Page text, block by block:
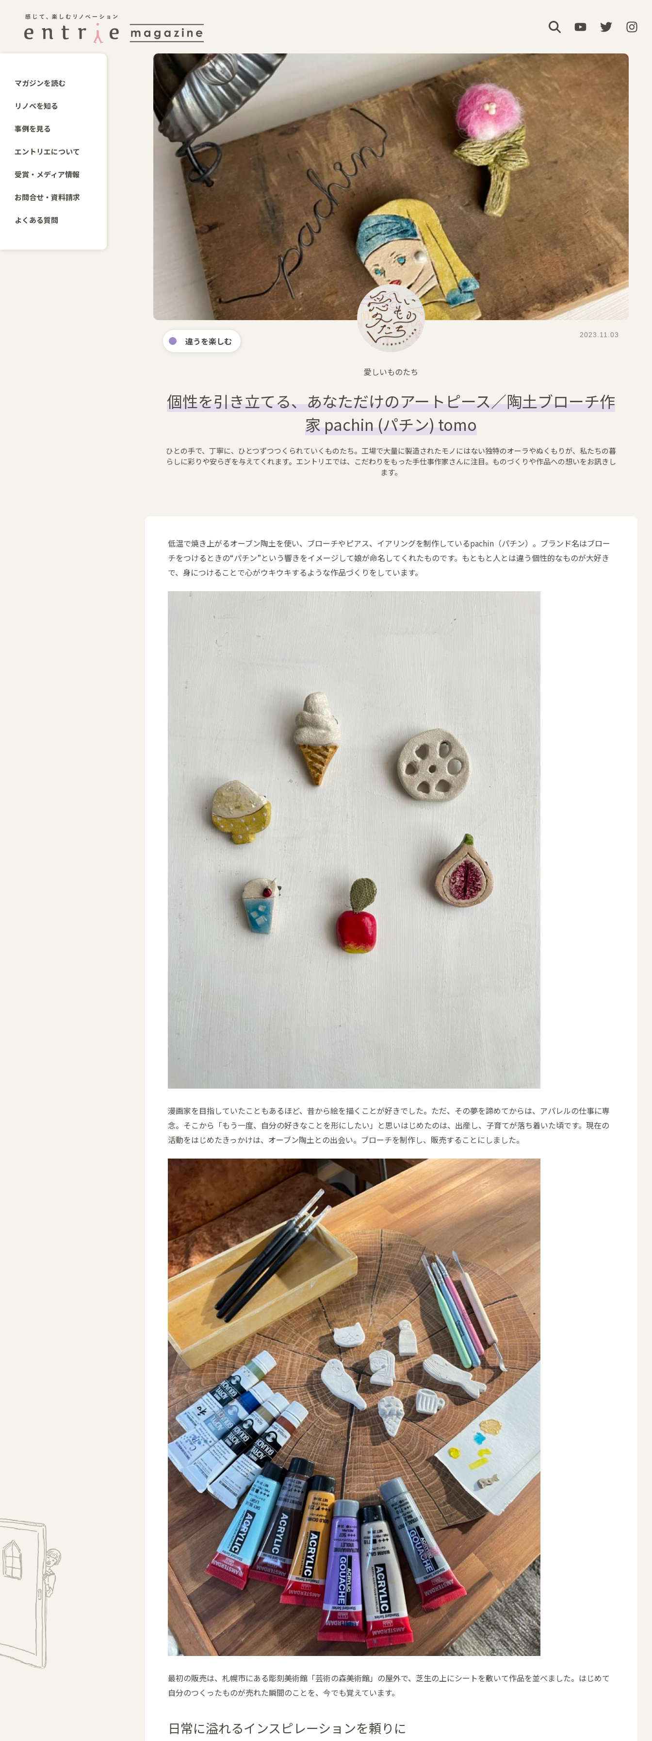
マガジンを読む
リノベを知る
事例を見る
エントリエについて
受賞・メディア情報
お問合せ・資料請求
よくある質問
違うを楽しむ
2023.11.03
愛しいものたち
個性を引き立てる、あなただけのアートピース／陶土ブローチ作
家 pachin (パチン) tomo
ひとの手で、丁寧に、ひとつずつつくられていくものたち。工場で大量に製造されたモノにはない独特のオーラやぬくもりが、私たちの暮
らしに彩りや安らぎを与えてくれます。エントリエでは、こだわりをもった手仕事作家さんに注目。ものづくりや作品への想いをお訊きし
ます。
低温で焼き上がるオーブン陶土を使い、ブローチやピアス、イアリングを制作しているpachin（パチン）。ブランド名はブロー
チをつけるときの“パチン”という響きをイメージして娘が命名してくれたものです。もともと人とは違う個性的なものが大好き
で、身につけることで心がウキウキするような作品づくりをしています。
漫画家を目指していたこともあるほど、昔から絵を描くことが好きでした。ただ、その夢を諦めてからは、アパレルの仕事に専
念。そこから「もう一度、自分の好きなことを形にしたい」と思いはじめたのは、出産し、子育てが落ち着いた頃です。現在の
活動をはじめたきっかけは、オーブン陶土との出会い。ブローチを制作し、販売することにしました。
最初の販売は、札幌市にある彫刻美術館「芸術の森美術館」の屋外で、芝生の上にシートを敷いて作品を並べました。はじめて
自分のつくったものが売れた瞬間のことを、今でも覚えています。
日常に溢れるインスピレーションを頼りに